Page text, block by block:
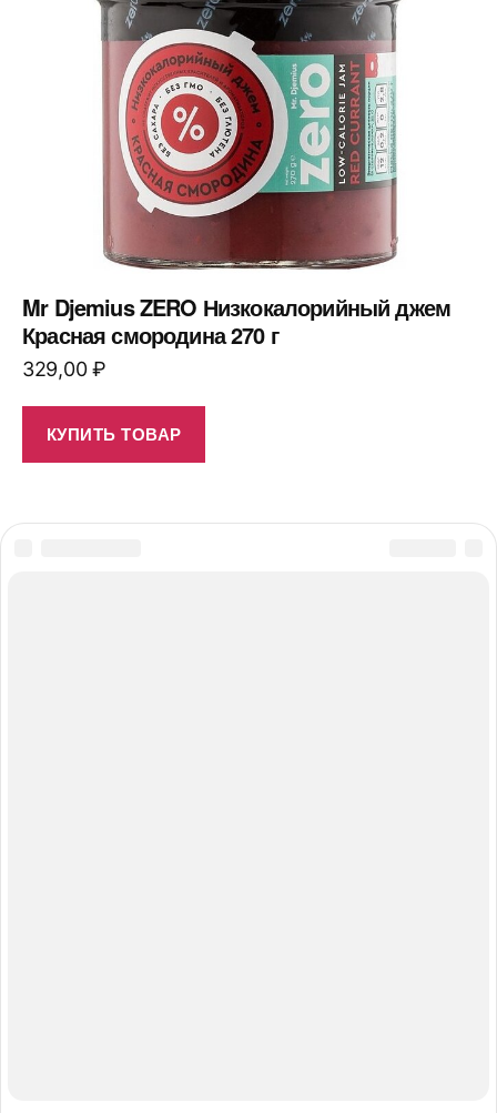
Mr Djemius ZERO Низкокалорийный джем
Красная смородина 270 г
329,00₽
КУПИТЬ ТОВАР